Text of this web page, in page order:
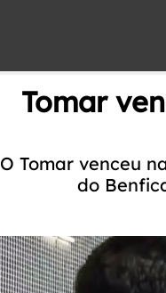
Tomar
O Tomar venceu
do